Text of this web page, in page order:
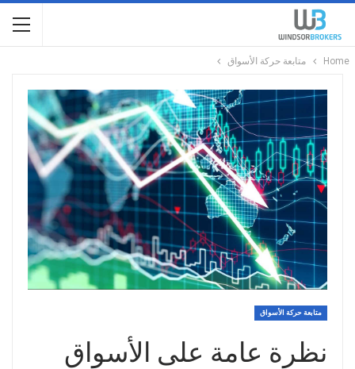
Home متابعة حركة الأسواق
متابعة حركة الأسواق
نظرة عامة على الأسواق